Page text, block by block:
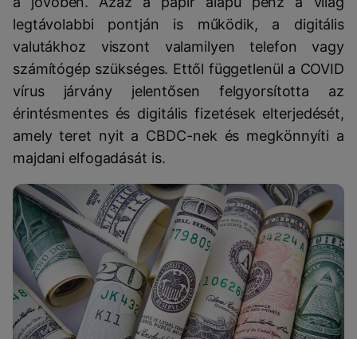
legtávolabbi pontján is működik, a digitális
valutákhoz viszont valamilyen telefon vagy
számítógép szükséges. Ettől függetlenül a COVID
vírus járvány jelentősen felgyorsította az
érintésmentes és digitális fizetések elterjedését,
amely teret nyit a CBDC-nek és megkönnyíti a
majdani elfogadását is.